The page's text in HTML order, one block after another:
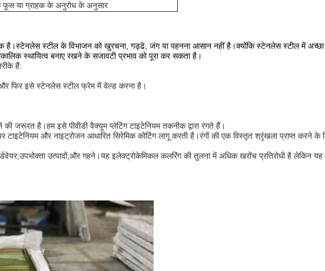
फूस या ग्राहक के अनुरोध के अनुसार
है।स्टेनलेस स्टील के विभाजन को खुरचना, गड्ढे, जंग या पहनना आसान नहीं है।क्योंकि स्टेनलेस स्टील में अच्छा
स्थायित्व बनाए रखने के सजावटी प्रभाव को पूरा कर सकता है।
हैं:
फिर इसे स्टेनलेस स्टील फ्रेम में वेल्ड करना है।
जरूरत है।हम इसे पीवीडी वैक्यूम प्लेटिंग टाइटेनियम तकनीक द्वारा रंगते हैं।
और नाइट्रोजन आधारित सिरेमिक कोटिंग लागू करती है।रंगों की एक विस्तृत श्रृंखला प्राप्त करने के
उत्पादों;और गहने।यह इलेक्ट्रोकेमिकल कलरिंग की तुलना में अधिक खरोंच प्रतिरोधी है लेकिन यह